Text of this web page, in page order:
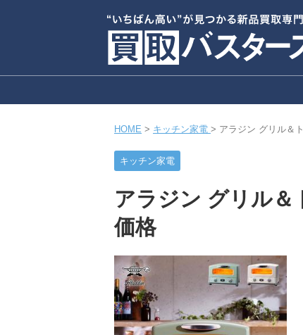
HOME > キッチン家電 > アラジン グリル＆
キッチン家電
アラジン グリル＆
価格